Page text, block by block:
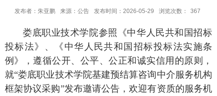
发布者：朱亚鹏 来源：公告 发布时间：2026-05-29 浏览次数： 367
娄底职业技术学院参照《中华人民共和国招标
投标法》、《中华人民共和国招标投标法实施条
例》，遵循公开、公平、公正和诚实信用的原则，
就“娄底职业技术学院基建预结算咨询中介服务机构
框架协议采购”发布邀请公告，欢迎有资质的服务机